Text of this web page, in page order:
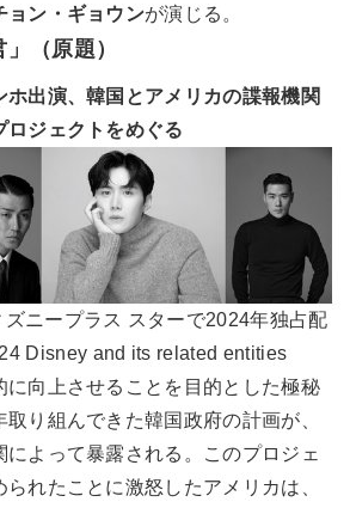
ョン・ギョウンが演じる。
」（原題）
ホ出演、韓国とアメリカの諜報機関
ジェクトをめぐる
ズニープラス スターで2024年独占配
Disney and its related entities
に向上させることを目的とした極秘
り組んできた韓国政府の計画が、
によって暴露される。このプロジェ
れたことに激怒したアメリカは、